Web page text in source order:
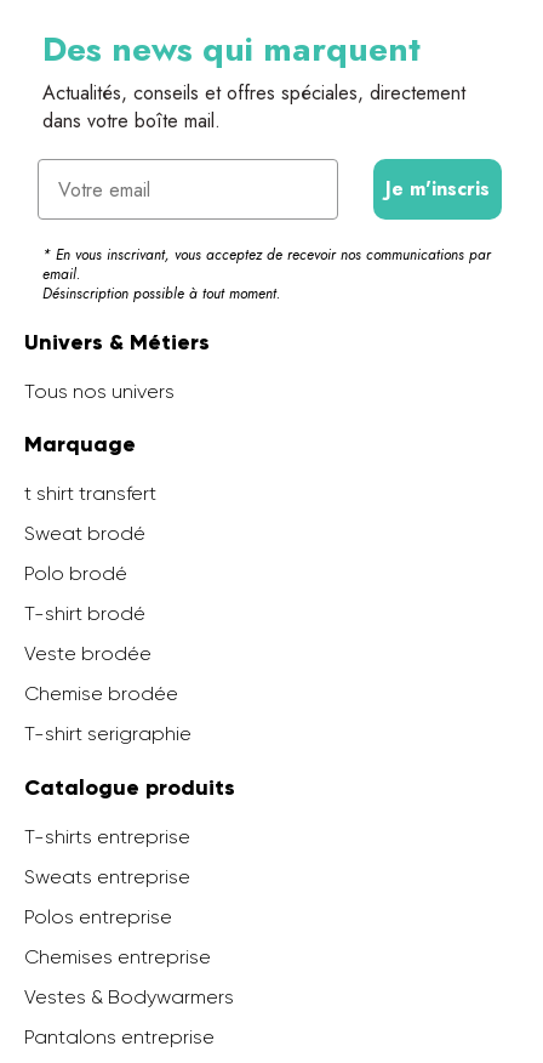
Des news qui marquent
Actualités, conseils et offres spéciales, directement
dans votre boîte mail.
Email
Je m'inscris
* En vous inscrivant, vous acceptez de recevoir nos communications par
email.
Désinscription possible à tout moment.
Univers & Métiers
Tous nos univers
Marquage
t shirt transfert
Sweat brodé
Polo brodé
T-shirt brodé
Veste brodée
Chemise brodée
T-shirt serigraphie
Catalogue produits
T-shirts entreprise
Sweats entreprise
Polos entreprise
Chemises entreprise
Vestes & Bodywarmers
Pantalons entreprise